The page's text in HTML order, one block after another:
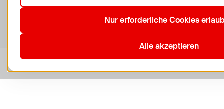
Veranstaltungen in Wien im Bereich “Kinder”
Aktive Filter:
12. Meidling
Nur erforderliche Cookies
Alle akzeptieren